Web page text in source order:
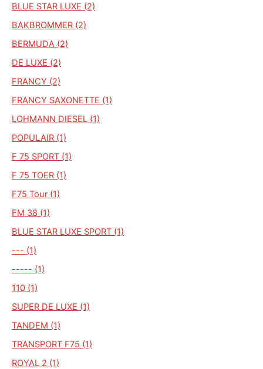
BLUE STAR LUXE (2)
BAKBROMMER (2)
BERMUDA (2)
DE LUXE (2)
FRANCY (2)
FRANCY SAXONETTE (1)
LOHMANN DIESEL (1)
POPULAIR (1)
F 75 SPORT (1)
F 75 TOER (1)
F75 Tour (1)
FM 38 (1)
BLUE STAR LUXE SPORT (1)
--- (1)
----- (1)
110 (1)
SUPER DE LUXE (1)
TANDEM (1)
TRANSPORT F75 (1)
ROYAL 2 (1)